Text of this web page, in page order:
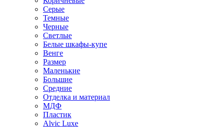
Серые
Темные
Черные
Светлые
Белые шкафы-купе
Венге
Размер
Маленькие
Большие
Средние
Отделка и материал
МДФ
Пластик
Alvic Luxe